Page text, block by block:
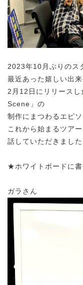
2023年10月ぶりのス
最近あった嬉しい出
2月12日にリリース
Scene」の
制作にまつわるエピソ
これから始まるツア
話していただきました
★ホワイトボードに
ガラさん